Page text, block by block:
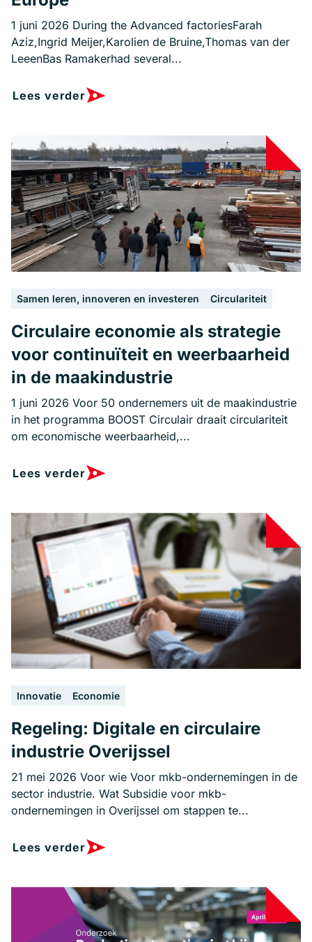
1 juni 2026 During the Advanced factoriesFarah
Aziz,Ingrid Meijer,Karolien de Bruine,Thomas van der
LeeenBas Ramakerhad several...
Lees verder
Samen leren, innoveren en investeren Circulariteit
Circulaire economie als strategie
voor continuïteit en weerbaarheid
in de maakindustrie
1 juni 2026 Voor 50 ondernemers uit de maakindustrie
in het programma BOOST Circulair draait circulariteit
om economische weerbaarheid,...
Lees verder
Innovatie Economie
Regeling: Digitale en circulaire
industrie Overijssel
21 mei 2026 Voor wie Voor mkb-ondernemingen in de
sector industrie. Wat Subsidie voor mkb-
ondernemingen in Overijssel om stappen te...
Lees verder